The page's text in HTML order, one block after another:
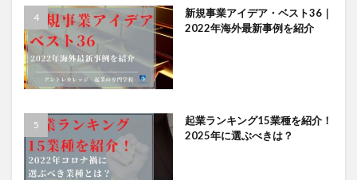
新規事業アイデア・ベスト36｜
2022年海外最新事例を紹介
起業ランキング15業種を紹介！
2025年に選ぶべきは？